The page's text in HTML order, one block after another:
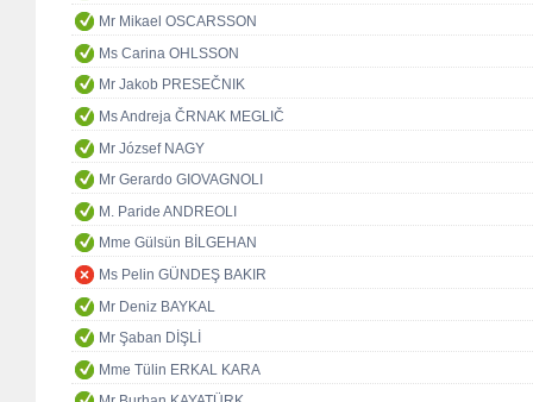
Mr Mikael OSCARSSON
Ms Carina OHLSSON
Mr Jakob PRESEČNIK
Ms Andreja ČRNAK MEGLIČ
Mr József NAGY
Mr Gerardo GIOVAGNOLI
M. Paride ANDREOLI
Mme Gülsün BİLGEHAN
Ms Pelin GÜNDEŞ BAKIR
Mr Deniz BAYKAL
Mr Şaban DİŞLİ
Mme Tülin ERKAL KARA